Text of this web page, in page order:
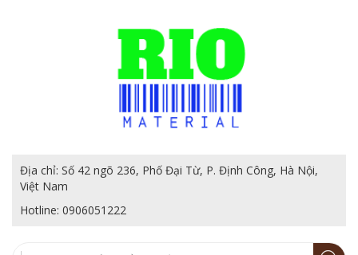
Địa chỉ: Số 42 ngõ 236, Phố Đại Từ, P. Định Công, Hà Nội,
Việt Nam
Hotline: 0906051222